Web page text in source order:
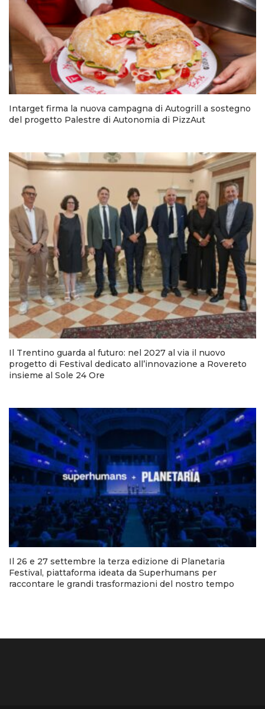
Intarget firma la nuova campagna di Autogrill a sostegno
del progetto Palestre di Autonomia di PizzAut
Il Trentino guarda al futuro: nel 2027 al via il nuovo
progetto di Festival dedicato all’innovazione a Rovereto
insieme al Sole 24 Ore
Il 26 e 27 settembre la terza edizione di Planetaria
Festival, piattaforma ideata da Superhumans per
raccontare le grandi trasformazioni del nostro tempo